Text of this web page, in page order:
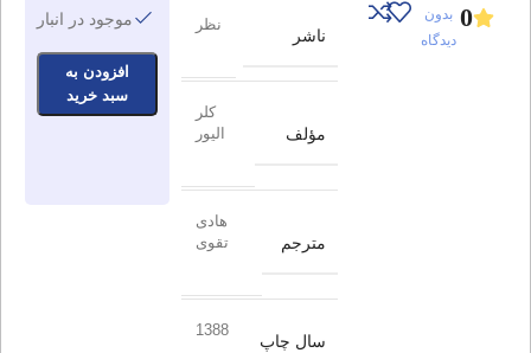
0 بدون
دیدگاه
ناشر
نظر
مؤلف
کلر
الیور
مترجم
هادی
تقوی
سال چاپ
1388
موجود در انبار
افزودن به
سبد خرید